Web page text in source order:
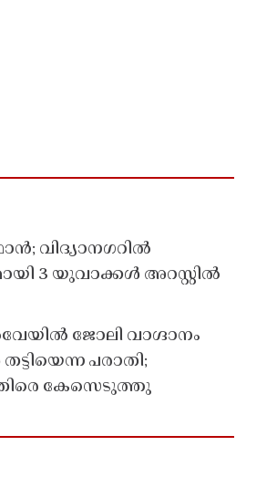
വിദ്യാനഗറിൽ
3 യുവാക്കൾ അറസ്റ്റിൽ
ജോലി വാഗ്ദാനം
പരാതി;
കേസെടുത്തു